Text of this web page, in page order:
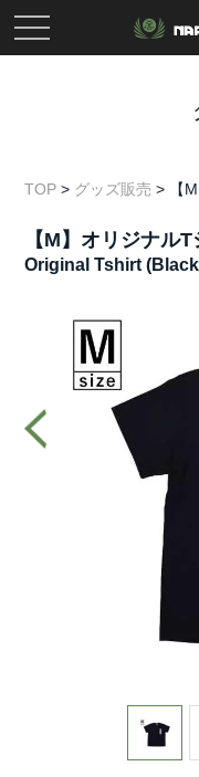
toggle
navigation
TOP > グッズ販売 > 【
【M】オリジナ
Original Tshirt